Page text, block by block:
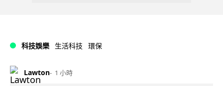
科技娛樂 生活科技 環保
Lawton 1 小時